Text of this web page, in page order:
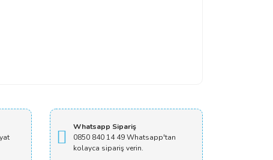
Whatsapp Sipariş
0850 840 14 49 Whatsapp'tan
kolayca sipariş verin.